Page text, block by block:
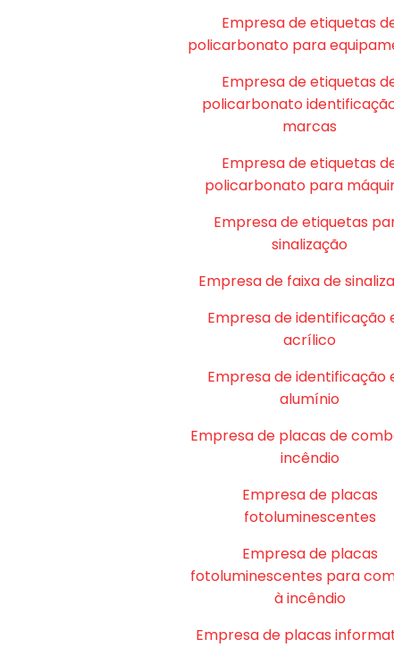
Empresa de etiquetas
policarbonato para
Empresa de etiquetas
policarbonato
marcas
Empresa de etiquetas
policarbonato para
Empresa de etiquetas
sinalização
Empresa de faixa de
Empresa de identificação
acrílico
Empresa de identificação
alumínio
Empresa de placas de
incêndio
Empresa de placas
fotoluminescentes
Empresa de placas
fotoluminescentes para
à incêndio
Empresa de placas